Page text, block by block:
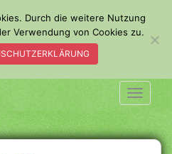
Durch die weitere Nutzung
Verwendung von Cookies zu.